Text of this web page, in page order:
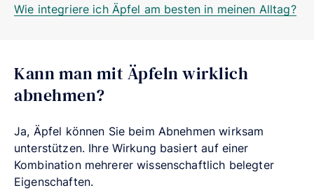
Wie integriere ich Äpfel am besten in meinen Alltag?
Kann man mit Äpfeln wirklich
abnehmen?
Ja, Äpfel können Sie beim Abnehmen wirksam
unterstützen. Ihre Wirkung basiert auf einer
Kombination mehrerer wissenschaftlich belegter
Eigenschaften.